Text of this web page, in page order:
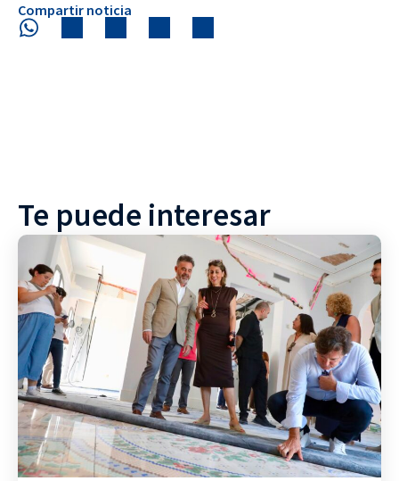
Compartir noticia
Te puede interesar